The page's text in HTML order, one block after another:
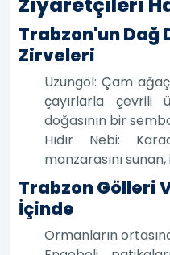
Trabzon'un Dağ
Zirveleri
Uzungöl: Çam
çayırlarla çevrili
doğasının bir
Hıdır Nebi:
manzarasını
Trabzon Gölleri
İçinde
Ormanların